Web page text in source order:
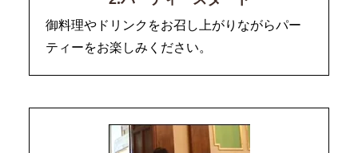
御料理やドリンクをお召し上がりながらパー
ティーをお楽しみください。